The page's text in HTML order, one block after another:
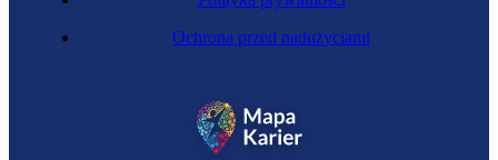
Ochrona przed nadużyciami